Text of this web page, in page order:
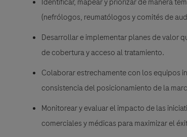
(nefrólogos, reumatólogos y comités de
Desarrollar e implementar planes de valor
de cobertura y acceso al tratamiento.
Colaborar estrechamente con los equipos
consistencia del posicionamiento de la
Monitorear y evaluar el impacto de las
comerciales y médicas para maximizar el